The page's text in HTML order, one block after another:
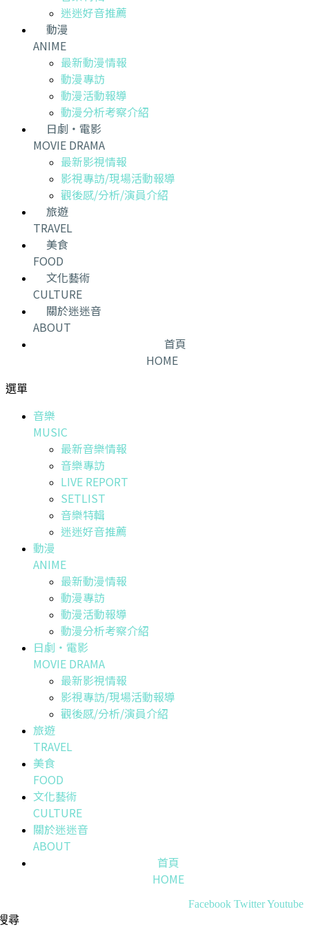
迷迷好音推薦
動漫
ANIME
最新動漫情報
動漫專訪
動漫活動報導
動漫分析考察介紹
日劇・電影
MOVIE DRAMA
最新影視情報
影視專訪/現場活動報導
觀後感/分析/演員介紹
旅遊
TRAVEL
美食
FOOD
文化藝術
CULTURE
關於迷迷音
ABOUT
首頁
HOME
選單
音樂
MUSIC
最新音樂情報
音樂專訪
LIVE REPORT
SETLIST
音樂特輯
迷迷好音推薦
動漫
ANIME
最新動漫情報
動漫專訪
動漫活動報導
動漫分析考察介紹
日劇・電影
MOVIE DRAMA
最新影視情報
影視專訪/現場活動報導
觀後感/分析/演員介紹
旅遊
TRAVEL
美食
FOOD
文化藝術
CULTURE
關於迷迷音
ABOUT
首頁
HOME
Facebook TwitterYoutube
尋